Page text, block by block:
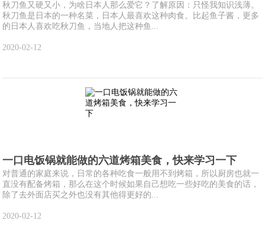
秋刀鱼又硬又小，为啥日本人那么爱它？了解原因：只怪我知识浅薄。
秋刀鱼是日本的一种名菜，日本人最喜欢这种肉食。比起鱼子酱，更多
的日本人喜欢吃秋刀鱼，当地人把这种鱼...
2020-02-12
一口电饭锅就能做的六道烤箱美食，快来学习一下
对普通的家庭来说，日常的各种吃食一般用不到烤箱，所以厨房也就一
直没有配备烤箱，那么在这个时候如果自己想吃一些好吃的美食的话，
除了去外面店买之外也没有其他得更好的...
2020-02-12